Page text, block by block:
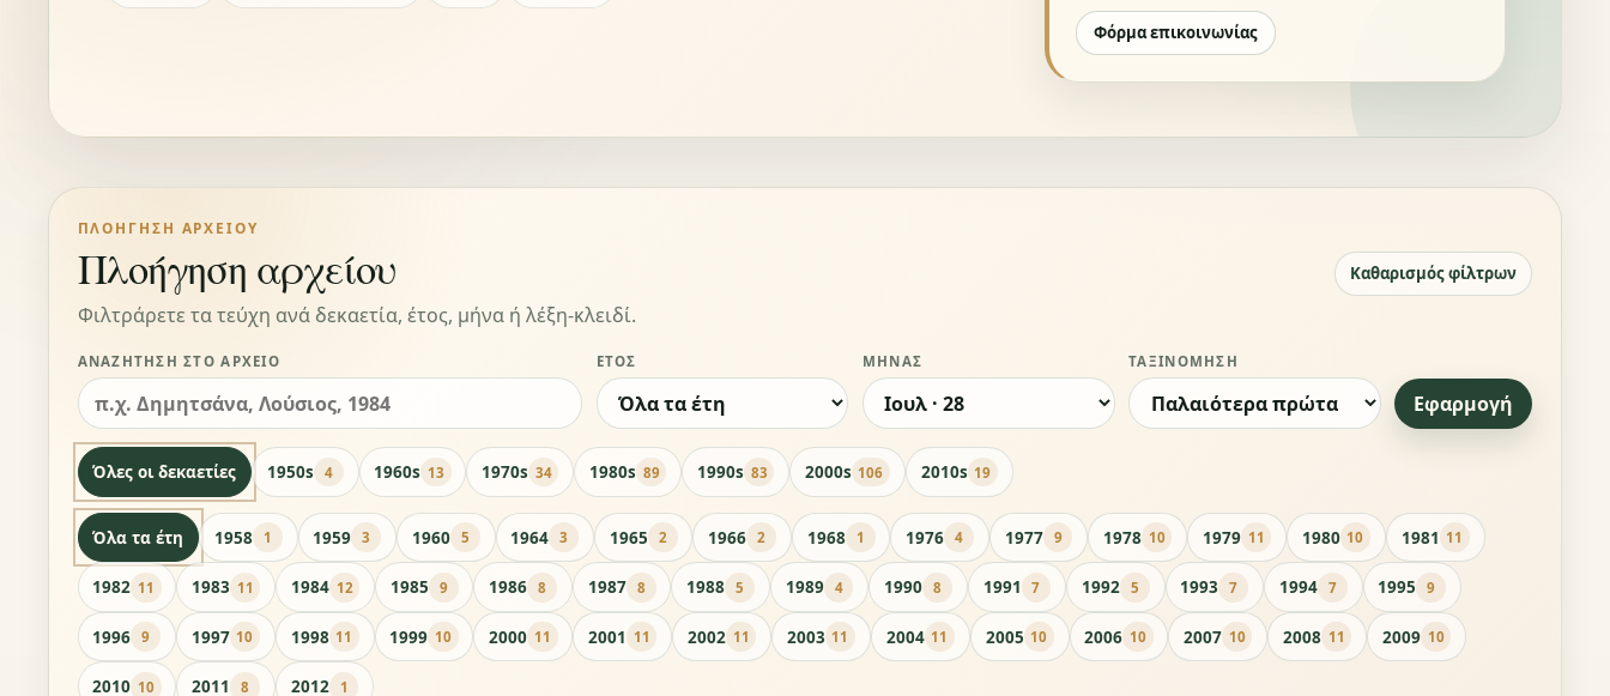
Φόρμα επικοινωνίας
ΠΛΟΉΓΗΣΗ ΑΡΧΕΊΟΥ
Πλοήγηση αρχείου
Φιλτράρετε τα τεύχη ανά δεκαετία, έτος, μήνα ή λέξη-κλειδί.
Καθαρισμός φίλτρων
ΑΝΑΖΉΤΗΣΗ ΣΤΟ ΑΡΧΕΊΟ ΈΤΟΣ ΜΉΝΑΣ ΤΑΞΙΝΌΜΗΣΗ
Εφαρμογή
Όλες οι δεκαετίες 1950s 4 1960s 13 1970s 34 1980s 89 1990s 83 2000s 106 2010s 19
Όλα τα έτη 1958 1 1959 3 1960 5 1964 3 1965 2 1966 2 1968 1 1976 4 1977 9 1978 10 1979 11 1980 10 1981 11
1982 11 1983 11 1984 12 1985 9 1986 8 1987 8 1988 5 1989 4 1990 8 1991 7 1992 5 1993 7 1994 7 1995 9
1996 9 1997 10 1998 11 1999 10 2000 11 2001 11 2002 11 2003 11 2004 11 2005 10 2006 10 2007 10 2008 11 2009 10
2010 10 2011 8 2012 1